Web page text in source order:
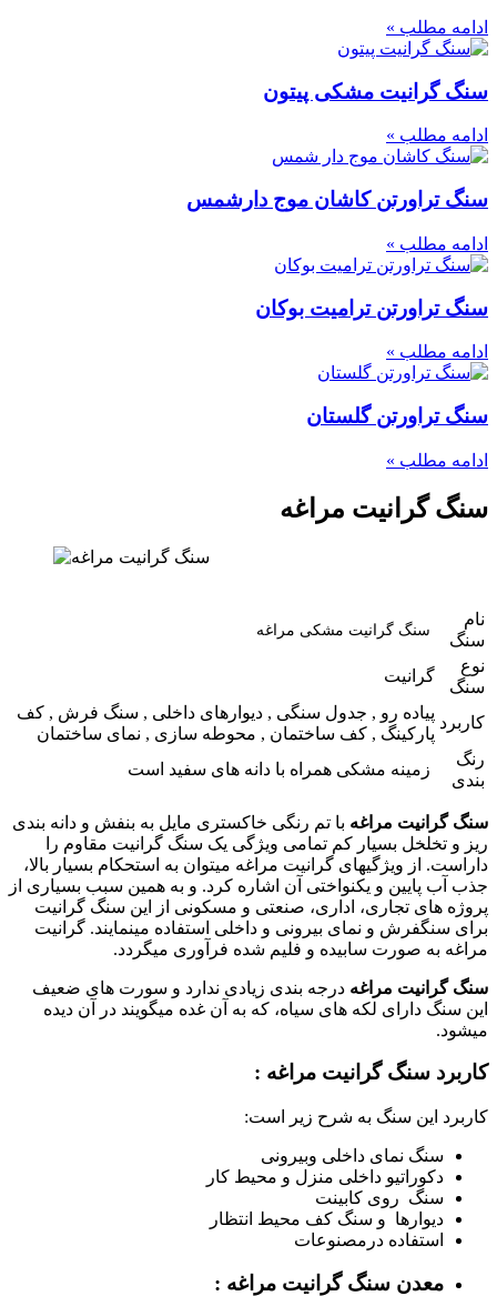
ادامه مطلب »
سنگ گرانیت مشکی پیتون
ادامه مطلب »
سنگ تراورتن کاشان موج دارشمس
ادامه مطلب »
سنگ تراورتن ترامیت بوکان
ادامه مطلب »
سنگ تراورتن گلستان
ادامه مطلب »
سنگ گرانیت مراغه
نام
سنگ
سنگ گرانیت مشکی مراغه
نوع
سنگ
گرانیت
کاربرد
پیاده رو , جدول سنگی , دیوارهای داخلی , سنگ فرش , کف
پارکینگ , کف ساختمان , محوطه سازی , نمای ساختمان
رنگ
بندی
زمینه مشکی همراه با دانه های سفید است
سنگ گرانیت مراغه با تم رنگی خاکستری مایل به بنفش و دانه بندی
ریز و تخلخل بسیار کم تمامی ویژگی یک سنگ گرانیت مقاوم را
داراست. از ویژگیهای گرانیت مراغه میتوان به استحکام بسیار بالا،
جذب آب پایین و یکنواختی آن اشاره کرد. و به همین سبب بسیاری از
پروژه های تجاری، اداری، صنعتی و مسکونی از این سنگ گرانیت
برای سنگفرش و نمای بیرونی و داخلی استفاده مینمایند. گرانیت
مراغه به صورت سابیده و فلیم شده فرآوری میگردد.
سنگ گرانیت مراغه درجه بندی زیادی ندارد و سورت های ضعیف
این سنگ دارای لکه های سیاه، که به آن غده میگویند در آن دیده
میشود.
کاربرد سنگ گرانیت مراغه :
کاربرد این سنگ به شرح زیر است:
سنگ نمای داخلی وبیرونی
دکوراتیو داخلی منزل و محیط کار
سنگ روی کابینت
دیوارها و سنگ کف محیط انتظار
استفاده درمصنوعات
معدن سنگ گرانیت مراغه :